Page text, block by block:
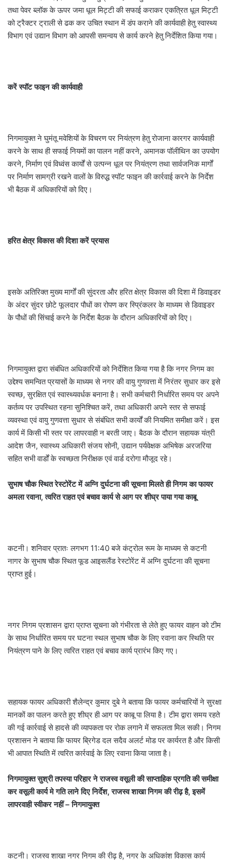
तथा पेवर ब्लॉक के ऊपर जमा धूल मिट्टी की सफाई कराकर एकत्रित धूल मिट्टी
को ट्रैक्टर ट्राली से ढक कर उचित स्थान में डंप कराने की कार्यवाही हेतु स्वास्थ्य
विभाग एवं उद्यान विभाग को आपसी समन्वय से कार्य करने हेतु निर्देशित किया गया।
करें स्पॉट फाइन की कार्यवाही
निगमायुक्त ने घुमंतू मवेशियों के विचरण पर नियंत्रण हेतु रोजाना कारगर कार्यवाही
करने के साथ ही सफाई नियमों का पालन नहीं करने, अमानक पॉलीथिन का उपयोग
करने, निर्माण एवं विध्वंस कार्यों से उत्पन्न धूल पर नियंत्रण तथा सार्वजनिक मार्गों
पर निर्माण सामग्री रखने वालों के विरुद्ध स्पॉट फाइन की कार्रवाई करने के निर्देश
भी बैठक में अधिकारियों को दिए।
हरित क्षेत्र विकास की दिशा करें प्रयास
इसके अतिरिक्त मुख्य मार्गों की सुंदरता और हरित क्षेत्र विकास की दिशा में डिवाइडर
के अंदर सुंदर छोटे फूलदार पौधों का रोपण कर स्प्रिंकलर के माध्यम से डिवाइडर
के पौधों की सिंचाई करने के निर्देश बैठक के दौरान अधिकारियों को दिए।
निगमायुक्त द्वारा संबंधित अधिकारियों को निर्देशित किया गया है कि नगर निगम का
उद्देश्य समन्वित प्रयासों के माध्यम से नगर की वायु गुणवत्ता में निरंतर सुधार कर इसे
स्वच्छ, सुरक्षित एवं स्वास्थ्यवर्धक बनाना है। सभी कर्मचारी निर्धारित समय पर अपने
कर्तव्य पर उपस्थित रहना सुनिश्चित करें, तथा अधिकारी अपने स्तर से सफाई
व्यवस्था एवं वायु गुणवत्ता सुधार से संबंधित सभी कार्यों की नियमित समीक्षा करें। इस
कार्य में किसी भी स्तर पर लापरवाही न बरती जाए। बैठक के दौरान सहायक यंत्री
आदेश जैन, स्वास्थ्य अधिकारी संजय सोनी, उद्यान पर्यवेक्षक अभिषेक अरजरिया
सहित सभी वार्डों के स्वच्छता निरीक्षक एवं वार्ड दरोगा मौजूद रहे।
सुभाष चौक स्थित रेस्टोरेंट में अग्नि दुर्घटना की सूचना मिलते ही निगम का फायर
अमला रवाना, त्वरित राहत एवं बचाव कार्य से आग पर शीघ्र पाया गया काबू
कटनी। शनिवार प्रातः लगभग 11:40 बजे कंट्रोल रूम के माध्यम से कटनी
नागर के सुभाष चौक स्थित फूड आइसलैंड रेस्टोरेंट में अग्नि दुर्घटना की सूचना
प्राप्त हुई।
नगर निगम प्रशासन द्वारा प्राप्त सूचना को गंभीरता से लेते हुए फायर वाहन को टीम
के साथ निर्धारित समय पर घटना स्थल सुभाष चौक के लिए रवाना कर स्थिति पर
नियंत्रण पाने के लिए त्वरित राहत एवं बचाव कार्य प्रारंभ किए गए।
सहायक फायर अधिकारी शैलेन्द्र कुमार दुबे ने बताया कि फायर कर्मचारियों ने सुरक्षा
मानकों का पालन करते हुए शीघ्र ही आग पर काबू पा लिया है। टीम द्वारा समय रहते
की गई कार्रवाई से हादसे की व्यापकता पर रोक लगाने में सफलता मिल सकी। निगम
प्रशासन ने बताया कि फायर ब्रिगेड दल सदैव अलर्ट मोड पर कार्यरत है और किसी
भी आपात स्थिति में त्वरित कार्रवाई के लिए रवाना किया जाता है।
निगमायुक्त सुश्री तपस्या परिहार ने राजस्व वसूली की साप्ताहिक प्रगति की समीक्षा
कर वसूली कार्य मे गति लाने दिए निर्देश, राजस्व शाखा निगम की रीढ़ है, इसमें
लापरवाही स्वीकर नहीं – निगमायुक्त
कटनी। राजस्व शाखा नगर निगम की रीढ़ है, नगर के अधिकांश विकास कार्य